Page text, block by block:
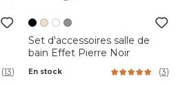
(13)
Set d'accessoires salle de
bain Effet Pierre Noir
En stock (3)